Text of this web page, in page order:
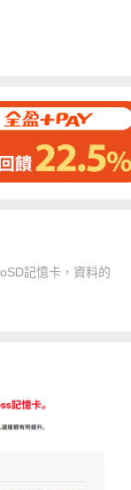
記憶卡，資料的